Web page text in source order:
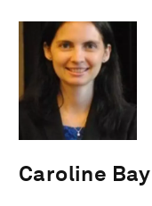
Caroline